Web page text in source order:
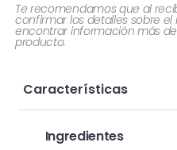
Te recomendamos que al
confirmar los detalles sobre
encontrar información más
producto.
Características
Ingredientes